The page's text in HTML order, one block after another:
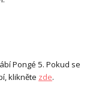
Pongé 5. Pokud se
klikněte zde.